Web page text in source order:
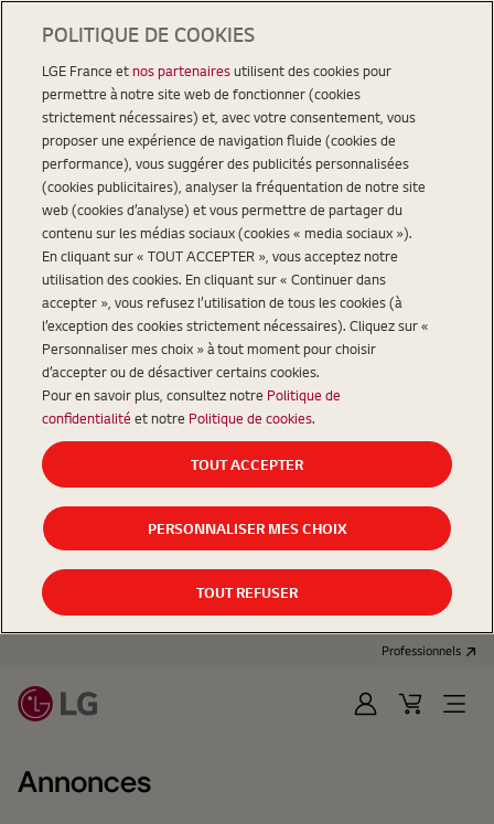
Professionnels
Se
PanierOpen
Annonces
POLITIQUE DE COOKIES
LGE France etnos partenairesutilisent des cookies pour
permettre à notre site web de fonctionner (cookies
strictement nécessaires) et, avec votre consentement, vous
proposer une expérience de navigation fluide (cookies de
performance), vous suggérer des publicités personnalisées
(cookies publicitaires), analyser la fréquentation de notre site
web (cookies d’analyse) et vous permettre de partager du
contenu sur les médias sociaux (cookies « media sociaux »).
En cliquant sur « TOUT ACCEPTER », vous acceptez notre
utilisation des cookies. En cliquant sur « Continuer dans
accepter », vous refusez l’utilisation de tous les cookies (à
l’exception des cookies strictement nécessaires). Cliquez sur «
Personnaliser mes choix » à tout moment pour choisir
d’accepter ou de désactiver certains cookies.
Pour en savoir plus, consultez notre Politique de
confidentialité et notre Politique de cookies.
TOUT ACCEPTER
PERSONNALISER MES CHOIX
TOUT REFUSER